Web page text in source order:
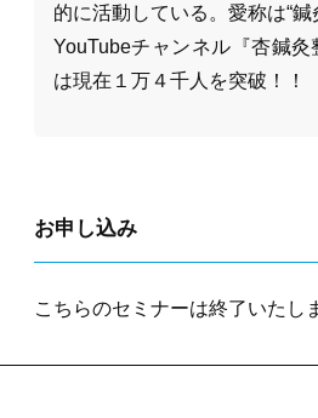
的に活動している。愛称は“鍼
YouTubeチャンネル『杏鍼
は現在１万４千人を突破！！
お申し込み
こちらのセミナーは終了いたし